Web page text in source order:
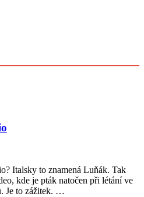
Italsky to znamená Luňák. Tak
kde je pták natočen při létání ve
Je to zážitek. …